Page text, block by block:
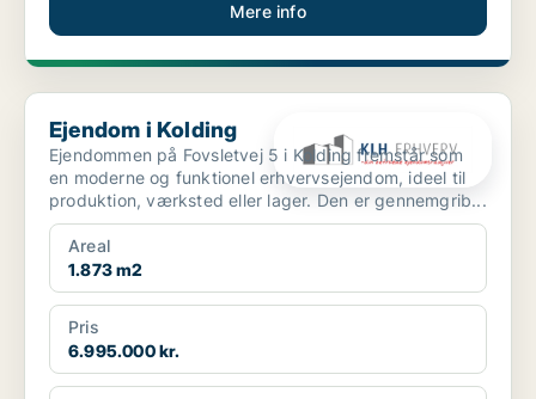
Mere info
Ejendom i Kolding
Ejendom i Kolding
Ejendommen på Fovsletvej 5 i Kolding fremstår som
en moderne og funktionel erhvervsejendom, ideel til
produktion, værksted eller lager. Den er gennemgrib...
Areal
1.873 m2
Pris
6.995.000 kr.